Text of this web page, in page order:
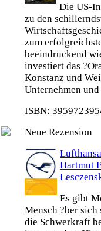
Die US-
zu den
zum
beeindruckend
investiert das
Konstanz und
Unternehmen
ISBN:
Neue Rezension
Hartmut
Es gibt
Mensch ?ber sich
die Schwerkraft